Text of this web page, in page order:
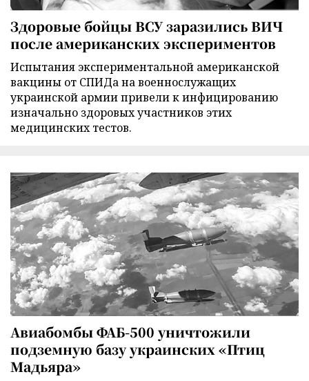
Здоровые бойцы ВСУ заразились ВИЧ
после американских экспериментов
Испытания экспериментальной американской
вакцины от СПИДа на военнослужащих
украинской армии привели к инфицированию
изначально здоровых участников этих
медицинских тестов.
Авиабомбы ФАБ-500 уничтожили
подземную базу украинских «Птиц
Мадьяра»